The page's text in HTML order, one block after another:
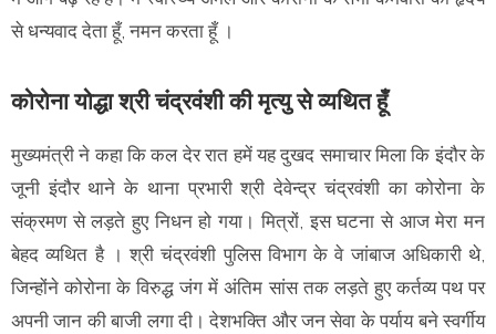
से धन्यवाद देता हूँ, नमन करता हूँ ।
कोरोना योद्धा श्री चंद्रवंशी की मृत्यु से व्यथित हूँ
मुख्यमंत्री ने कहा कि कल देर रात हमें यह दुखद समाचार मिला कि इंदौर के
जूनी इंदौर थाने के थाना प्रभारी श्री देवेन्द्र चंद्रवंशी का कोरोना के
संक्रमण से लड़ते हुए निधन हो गया। मित्रों, इस घटना से आज मेरा मन
बेहद व्यथित है । श्री चंद्रवंशी पुलिस विभाग के वे जांबाज अधिकारी थे,
जिन्होंने कोरोना के विरुद्ध जंग में अंतिम सांस तक लड़ते हुए कर्तव्य पथ पर
अपनी जान की बाजी लगा दी। देशभक्ति और जन सेवा के पर्याय बने स्वर्गीय